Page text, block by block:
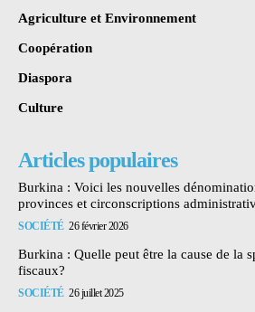
Agriculture et Environnement
Coopération
Diaspora
Culture
Articles populaires
Burkina : Voici les nouvelles
provinces et circonscriptions
SOCIÉTÉ 26 février 2026
Burkina : Quelle peut être la cause de la
fiscaux?
SOCIÉTÉ 26 juillet 2025